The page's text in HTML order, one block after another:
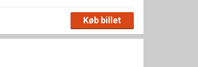
Køb billet